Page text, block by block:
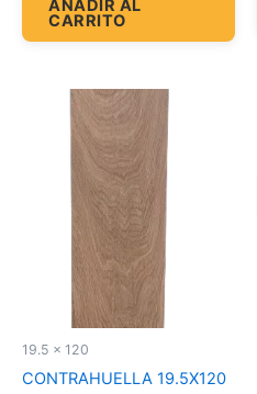
AÑADIR AL
CARRITO
19.5 x 120
CONTRAHUELLA 19.5X120